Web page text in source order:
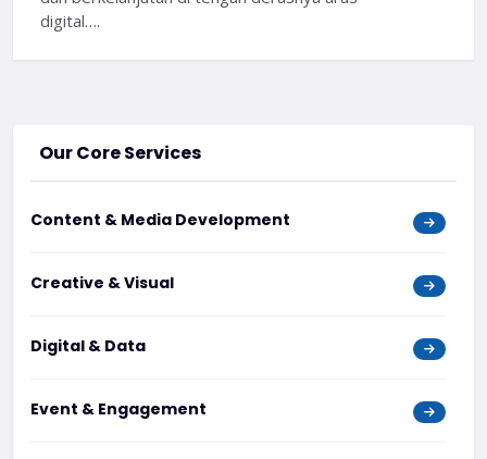
digital….
Our Core Services
Content & Media Development
Creative & Visual
Digital & Data
Event & Engagement